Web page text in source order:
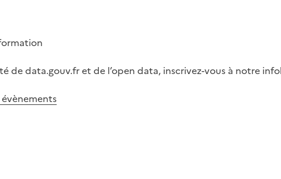
de data.gouv.fr et de l’open data, inscrivez-vous à notre